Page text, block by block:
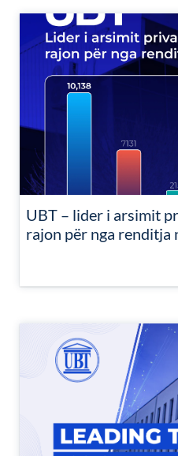
UBT – lider i arsimit
rajon për nga renditja